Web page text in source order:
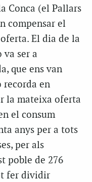
Conca (el Pallars
compensar el
El dia de la
va ser a
que ens van
recorda en
la mateixa oferta
el consum
anys per a tots
per als
poble de 276
fer dividir